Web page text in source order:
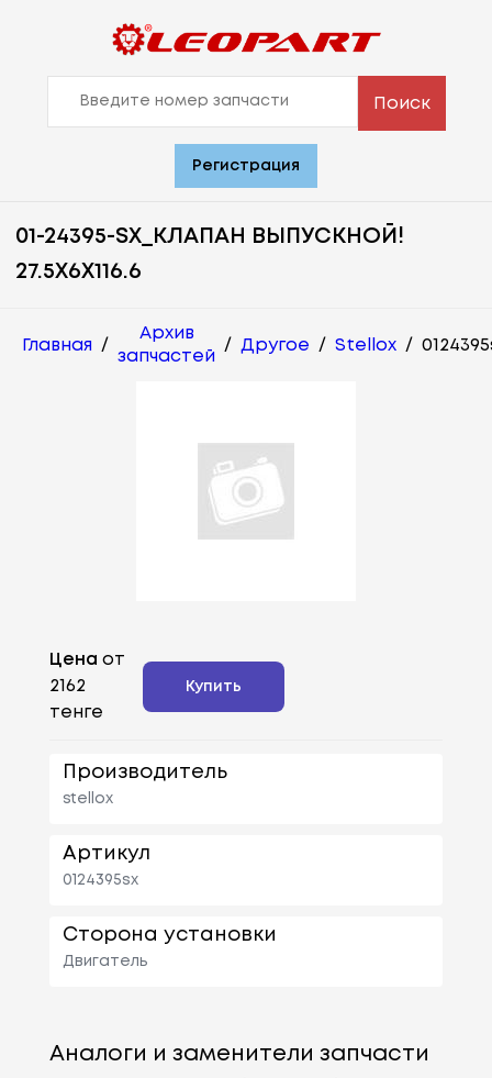
Поиск
Регистрация
01-24395-SX_КЛАПАН ВЫПУСКНОЙ!
27.5X6X116.6
Главная /
Архив
запчастей
/ Другое / Stellox /
Цена от
2162
тенге
Купить
Производитель
stellox
Артикул
0124395sx
Сторона установки
Двигатель
Аналоги и заменители запчасти